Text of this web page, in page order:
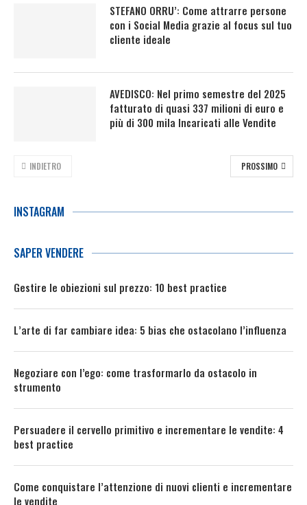
STEFANO ORRU’: Come attrarre persone
con i Social Media grazie al focus sul tuo
cliente ideale
AVEDISCO: Nel primo semestre del 2025
fatturato di quasi 337 milioni di euro e
più di 300 mila Incaricati alle Vendite
INDIETRO PROSSIMO
INSTAGRAM
SAPER VENDERE
Gestire le obiezioni sul prezzo: 10 best practice
L’arte di far cambiare idea: 5 bias che ostacolano l’influenza
Negoziare con l’ego: come trasformarlo da ostacolo in
strumento
Persuadere il cervello primitivo e incrementare le vendite: 4
best practice
Come conquistare l’attenzione di nuovi clienti e incrementare
le vendite